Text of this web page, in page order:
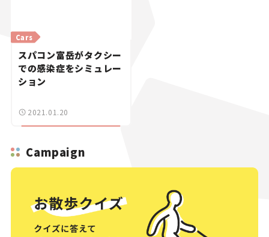
Cars
スパコン富岳がタクシー
での感染症をシミュレー
ション
2021.01.20
Campaign